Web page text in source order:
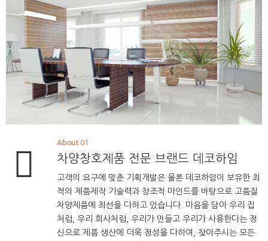
About 01
차양창호제품 전문 브랜드 데코하임
고객의 요구에 맞춘 기획개발은 물론 데코하임이 보유한 최
적의 제품제작 기술력과 창조적 마인드를 바탕으로 고품질
차양제품에 최선을 다하고 있습니다. 마음을 담아 우리 집
처럼, 우리 회사처럼, 우리가 만들고 우리가 사용한다는 정
신으로 제품 생산에 더욱 정성을 다하여, 찾아주시는 모든